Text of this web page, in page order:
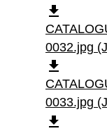
file_download
0032.jpg
file_download
0033.jpg
file_download